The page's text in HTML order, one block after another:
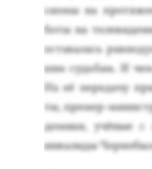
си­омы на
боты на
ос­та­валась
ким судь­бам. И
На её пе­реда­чу
ты, пре­мер-
деми­ки, учё­ные
ин­ва­лиды